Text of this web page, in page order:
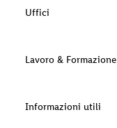
Uffici
Lavoro & Formazione
Informazioni utili